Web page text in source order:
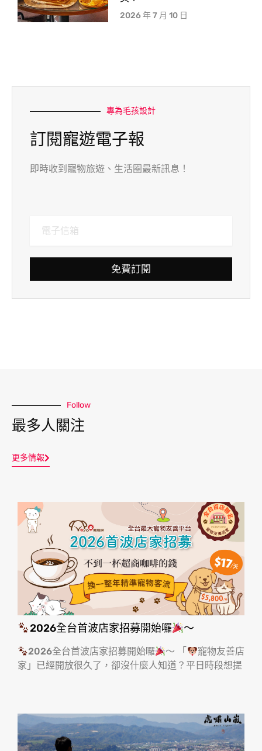
2026 年 7 月 10 日
專為毛孩設計
訂閱寵遊電子報
即時收到寵物旅遊、生活圈最新訊息！
免費訂閱
Follow
最多人關注
更多情報
2026全台首波店家招募開始囉 ～
2026全台首波店家招募開始囉 ～ 「
寵物友善店
家」已經開放很久了，卻沒什麼人知道？平日時段想提